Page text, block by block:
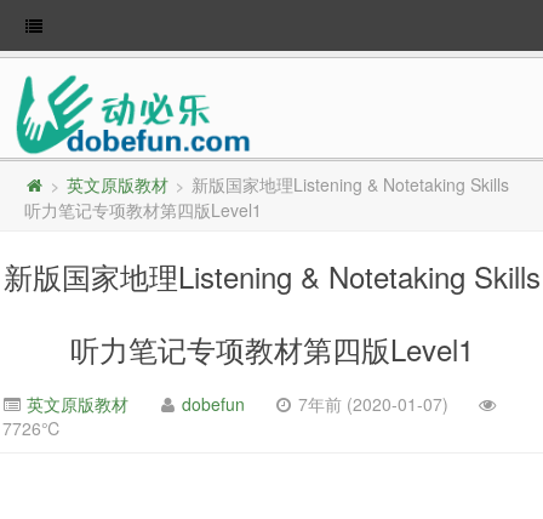
> 英文原版教材 > 新版国家地理Listening & Notetaking Skills
听力笔记专项教材第四版Level1
新版国家地理Listening & Notetaking Skills
听力笔记专项教材第四版Level1
英文原版教材 dobefun
7年前 (2020-01-07)
7726℃